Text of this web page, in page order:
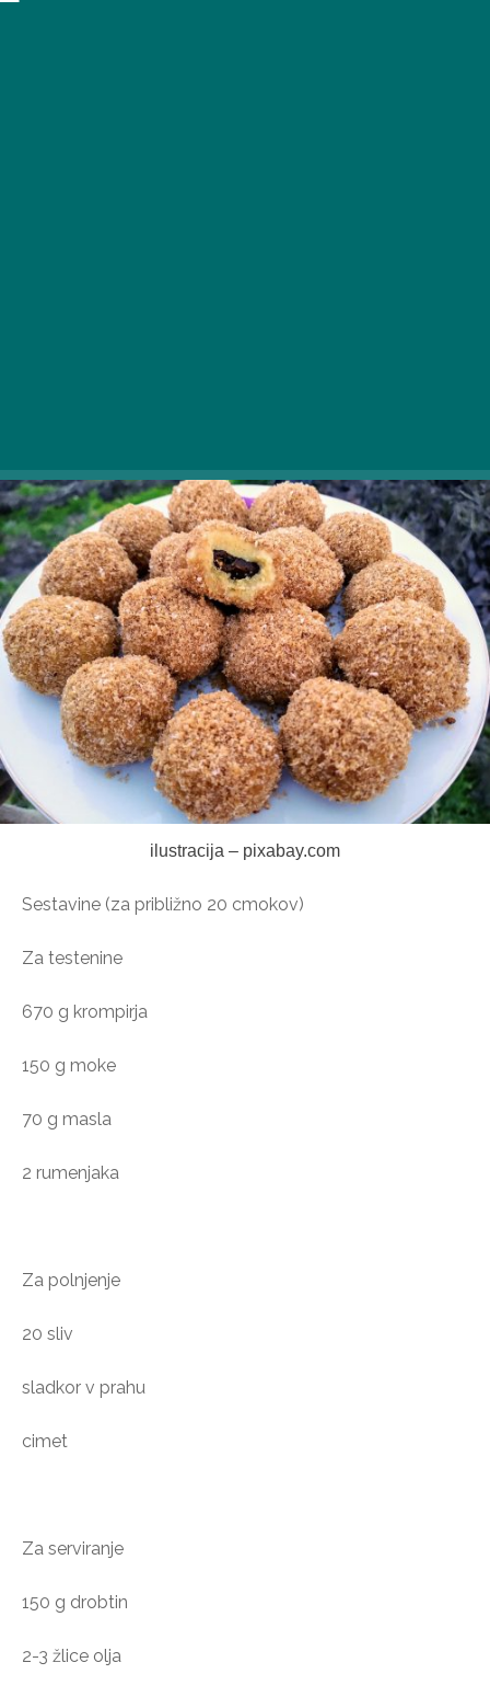
ilustracija – pixabay.com
Sestavine (za približno 20 cmokov)
Za testenine
670 g krompirja
150 g moke
70 g masla
2 rumenjaka
Za polnjenje
20 sliv
sladkor v prahu
cimet
Za serviranje
150 g drobtin
2-3 žlice olja